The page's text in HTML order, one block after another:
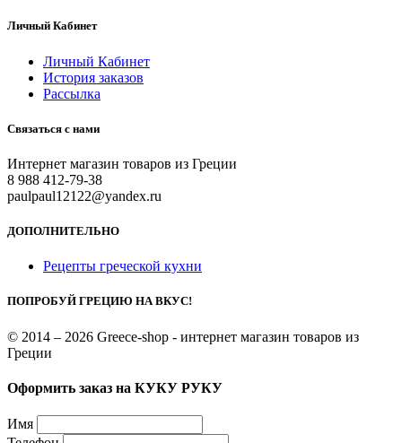
Личный Кабинет
Личный Кабинет
История заказов
Рассылка
Связаться с нами
Интернет магазин товаров из Греции
8 988 412-79-38
paulpaul12122@yandex.ru
ДОПОЛНИТЕЛЬНО
Рецепты греческой кухни
ПОПРОБУЙ ГРЕЦИЮ НА ВКУС!
© 2014 – 2026 Greece-shop - интернет магазин товаров из
Греции
Оформить заказ на КУКУ РУКУ
Имя